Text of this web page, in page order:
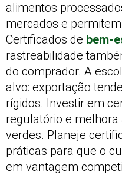
alimentos
mercados e
Certificados de bem-
rastreabilidade
do comprador. A
alvo: exportação
rígidos. Investir em
regulatório e melhora
verdes. Planeje
práticas para que o
em vantagem